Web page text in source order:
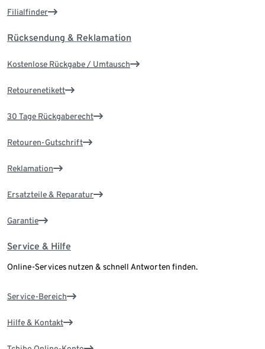
Filialfinder
Rücksendung & Reklamation
Kostenlose Rückgabe / Umtausch
Retourenetikett
30 Tage Rückgaberecht
Retouren-Gutschrift
Reklamation
Ersatzteile & Reparatur
Garantie
Service & Hilfe
Online-Services nutzen & schnell Antworten finden.
Service-Bereich
Hilfe & Kontakt